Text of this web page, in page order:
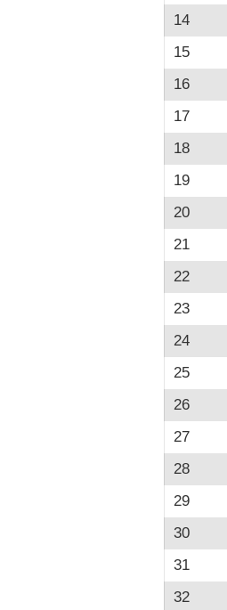
14
15
16
17
18
19
20
21
22
23
24
25
26
27
28
29
30
31
32